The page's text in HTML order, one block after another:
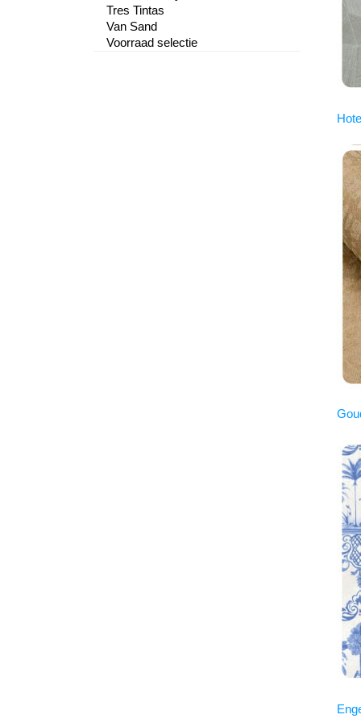
Tres Tintas
Van Sand
Voorraad selectie